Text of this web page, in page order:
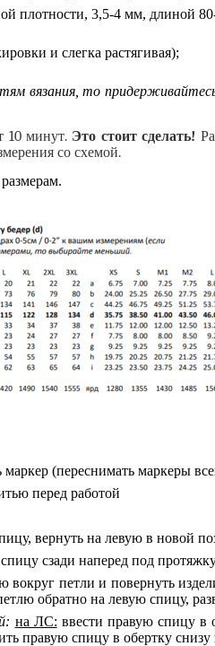
плотности, 3,5-4 мм, длиной
и слегка растягивая);
вязания, то
10 минут. Это стоит сделать!
со схемой.
(переснимать маркеры
перед работой
вернуть на левую в новой
сзади наперед под
петли и повернуть
обратно на левую спицу,
на ЛС: ввести правую спицу в
правую спицу в обертку